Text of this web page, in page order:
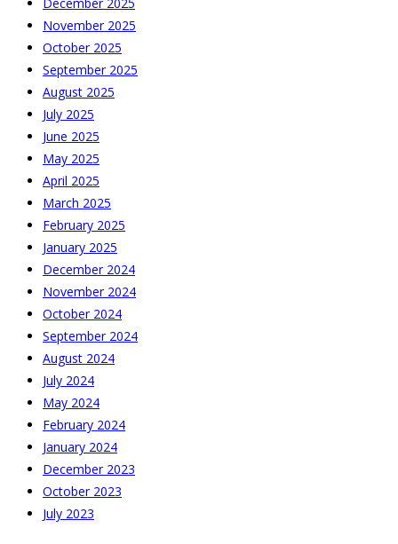
November 2025
October 2025
September 2025
August 2025
July 2025
June 2025
May 2025
April 2025
March 2025
February 2025
January 2025
December 2024
November 2024
October 2024
September 2024
August 2024
July 2024
May 2024
February 2024
January 2024
December 2023
October 2023
July 2023